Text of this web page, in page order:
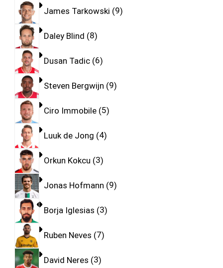
James Tarkowski 9
Daley Blind 8
Dusan Tadic 6
Steven Bergwijn 9
Ciro Immobile 5
Luuk de Jong 4
Orkun Kokcu 3
Jonas Hofmann 9
Borja Iglesias 3
Ruben Neves 7
David Neres 3